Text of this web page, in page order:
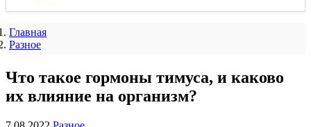
Главная
Разное
Что такое гормоны тимуса, и каково
их влияние на организм?